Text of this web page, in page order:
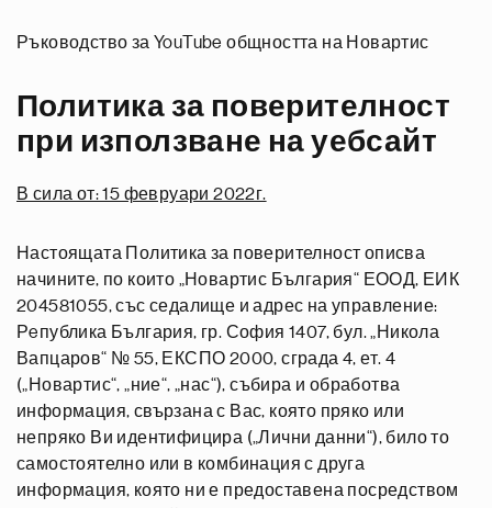
Ръководство за YouTube общността на Новартис
Политика за поверителност
при използване на уебсайт
В сила от: 15 февруари 2022г.
Настоящата Политика за поверителност описва
начините, по които „Новартис България“ ЕООД, ЕИК
204581055, със седалище и адрес на управление:
Рeпублика България, гр. София 1407, бул. „Никола
Вапцаров“ № 55, ЕКСПО 2000, сграда 4, ет. 4
(„Новартис“, „ние“, „нас“), събира и обработва
информация, свързана с Вас, която пряко или
непряко Ви идентифицира („Лични данни“), било то
самостоятелно или в комбинация с друга
информация, която ни е предоставена посредством